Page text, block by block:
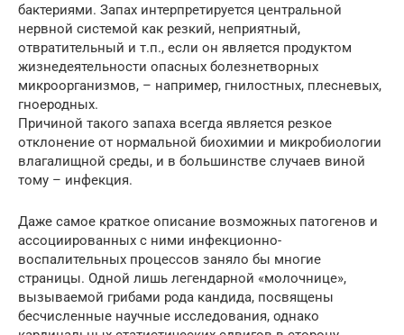
бактериями. Запах интерпретируется центральной
нервной системой как резкий, неприятный,
отвратительный и т.п., если он является продуктом
жизнедеятельности опасных болезнетворных
микроорганизмов, – например, гнилостных, плесневых,
гноеродных.
Причиной такого запаха всегда является резкое
отклонение от нормальной биохимии и микробиологии
влагалищной среды, и в большинстве случаев виной
тому – инфекция.
Даже самое краткое описание возможных патогенов и
ассоциированных с ними инфекционно-
воспалительных процессов заняло бы многие
страницы. Одной лишь легендарной «молочнице»,
вызываемой грибами рода кандида, посвящены
бесчисленные научные исследования, однако